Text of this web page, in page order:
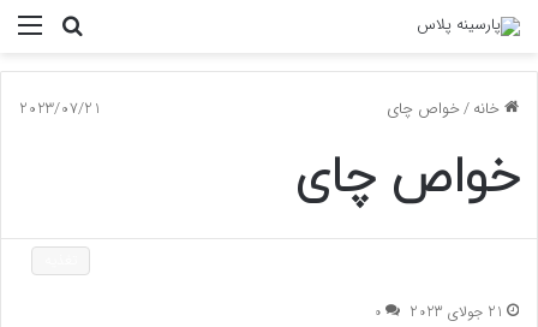
جستجو
خانه/خواص چای 2023/07/21
خواص چای
21 جولای 2023 0